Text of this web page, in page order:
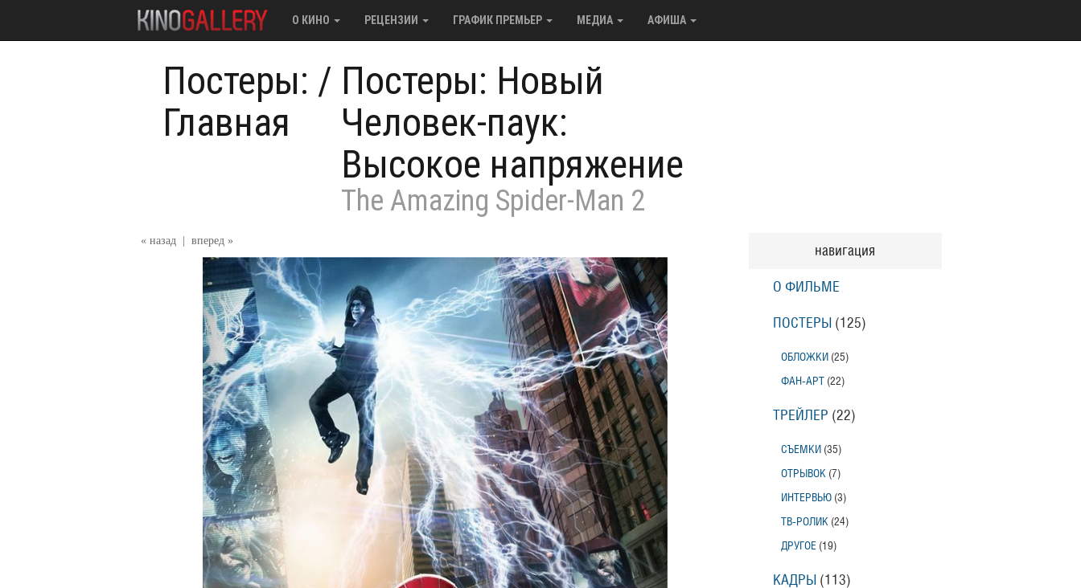
О КИНО РЕЦЕНЗИИ ГРАФИК ПРЕМЬЕР МЕДИА АФИША
Постеры:
Главная
/ Постеры: Новый
Человек-паук:
Высокое напряжение
The Amazing Spider-Man 2
« назад вперед »
навигация
О ФИЛЬМЕ
ПОСТЕРЫ (125)
ОБЛОЖКИ (25)
ФАН-АРТ (22)
ТРЕЙЛЕР (22)
СЪЕМКИ (35)
ОТРЫВОК (7)
ИНТЕРВЬЮ (3)
ТВ-РОЛИК (24)
ДРУГОЕ (19)
КАДРЫ (113)